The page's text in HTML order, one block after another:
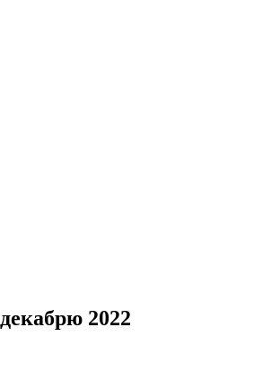
2022